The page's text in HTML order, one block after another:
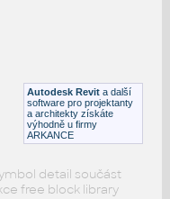
Celeste 3-SeatSofa
Autodesk Revit a další
software pro projektanty
a architekty získáte
výhodně u firmy
ARKANCE
detail součást
free block library